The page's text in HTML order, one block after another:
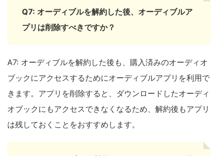
Q7: オーディブルを解約した後、オーディブルア
プリは削除すべきですか？
A7: オーディブルを解約した後も、購入済みのオーディオ
ブックにアクセスするためにオーディブルアプリを利用で
きます。アプリを削除すると、ダウンロードしたオーディ
オブックにもアクセスできなくなるため、解約後もアプリ
は残しておくことをおすすめします。